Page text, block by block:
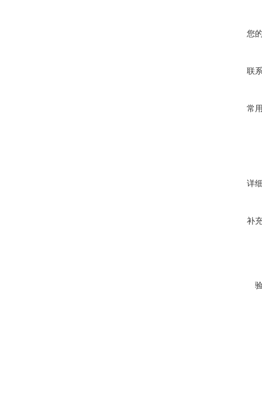
您
联
常
详
补